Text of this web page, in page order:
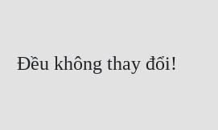
Đều không thay đổi!